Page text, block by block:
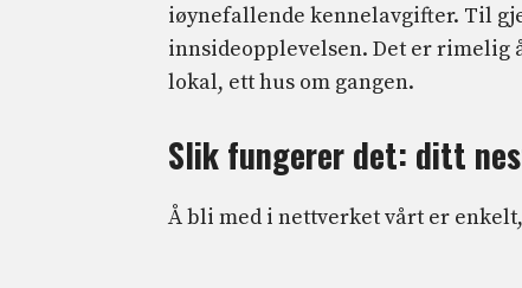
iøynefallende kennelavgifter. Til
innsideopplevelsen. Det er rimelig
lokal, ett hus om gangen.
Slik fungerer det: ditt
Å bli med i nettverket vårt er